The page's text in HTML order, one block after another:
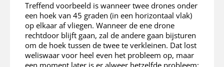
Treffend voorbeeld is wanneer twee drones onder
een hoek van 45 graden (in een horizontaal vlak)
op elkaar af vliegen. Wanneer de ene drone
rechtdoor blijft gaan, zal de andere gaan bijsturen
om de hoek tussen de twee te verkleinen. Dat lost
weliswaar voor heel even het probleem op, maar